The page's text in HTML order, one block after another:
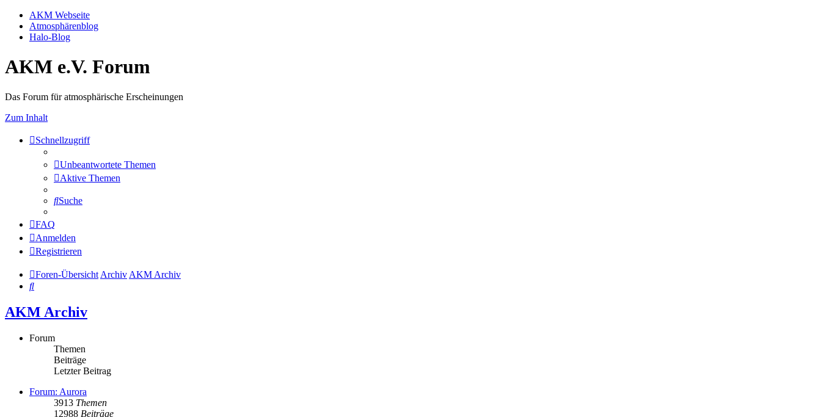
AKM Webseite
Atmosphärenblog
Halo-Blog
AKM e.V. Forum
Das Forum für atmosphärische Erscheinungen
Zum Inhalt
Schnellzugriff
Unbeantwortete Themen
Aktive Themen
Suche
FAQ
Anmelden
Registrieren
Foren-Übersicht Archiv AKM Archiv
Suche
AKM Archiv
Forum
Themen
Beiträge
Letzter Beitrag
Forum: Aurora
3913 Themen
12988 Beiträge